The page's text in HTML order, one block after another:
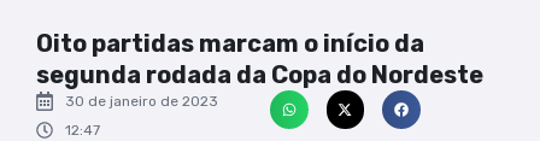
Oito partidas marcam o início da
segunda rodada da Copa do Nordeste
30 de janeiro de 2023
12:47